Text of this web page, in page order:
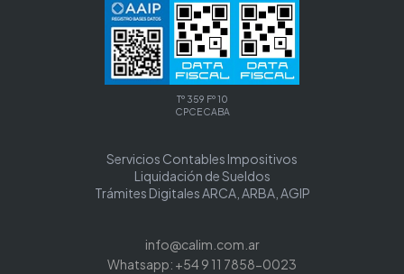
Tº 359 Fº 10
CPCECABA
Servicios Contables Impositivos
Liquidación de Sueldos
Trámites Digitales ARCA, ARBA, AGIP
info@calim.com.ar
Whatsapp: +54 9 11 7858-0023